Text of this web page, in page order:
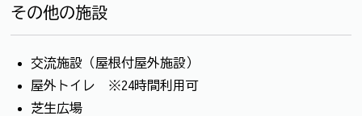
その他の施設
交流施設（屋根付屋外施設）
屋外トイレ ※24時間利用可
芝生広場